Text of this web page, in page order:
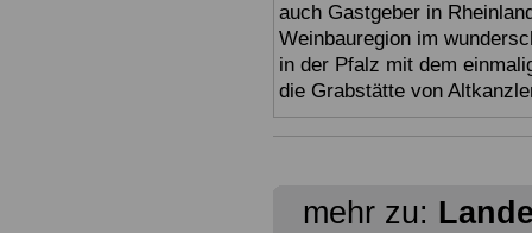
auch Gastgeber in
Weinbauregion im
in der Pfalz mit dem
die Grabstätte von
mehr zu: